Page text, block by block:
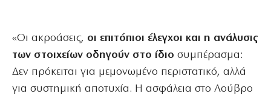
«Οι ακροάσεις, οι επιτόπιοι έλεγχοι και η ανάλυσις
των στοιχείων οδηγούν στο ίδιο συμπέρασμα:
Δεν πρόκειται για μεμονωμένο περιστατικό, αλλά
για συστημική αποτυχία. Η ασφάλεια στο Λούβρο